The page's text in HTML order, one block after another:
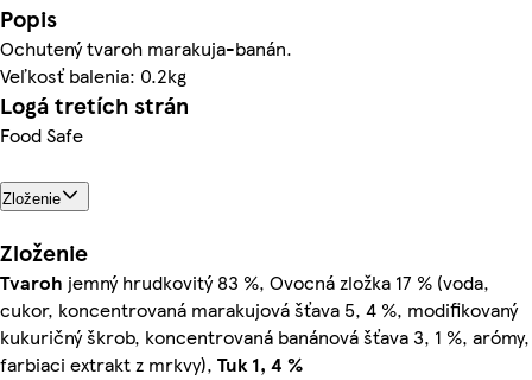
Popis
Ochutený tvaroh marakuja-banán.
Veľkosť balenia: 0.2kg
Logá tretích strán
Food Safe
Zloženie
Zloženie
Tvaroh jemný hrudkovitý 83 %, Ovocná zložka 17 % (voda,
cukor, koncentrovaná marakujová šťava 5, 4 %, modifikovaný
kukuričný škrob, koncentrovaná banánová šťava 3, 1 %, arómy,
farbiaci extrakt z mrkvy), Tuk 1, 4 %